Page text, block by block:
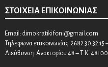
ΣΤΟΙΧΕΊΑ ΕΠΙΚΟΙΝΩΝΊΑΣ
Email: dimokratikifoni@gmail.com
Τηλέφωνα επικοινωνίας: 2682 30 32 15
Διεύθυνση: Ανακτορίου 48 – Τ.Κ.